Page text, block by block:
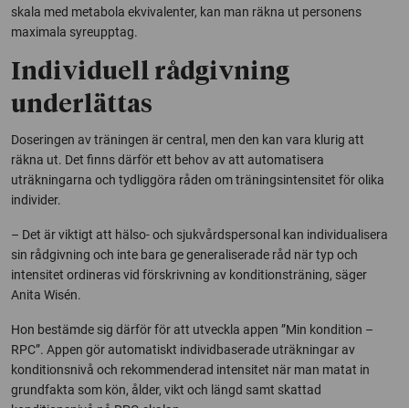
skala med metabola ekvivalenter, kan man räkna ut personens
maximala syreupptag.
Individuell rådgivning
underlättas
Doseringen av träningen är central, men den kan vara klurig att
räkna ut. Det finns därför ett behov av att automatisera
uträkningarna och tydliggöra råden om träningsintensitet för olika
individer.
– Det är viktigt att hälso- och sjukvårdspersonal kan individualisera
sin rådgivning och inte bara ge generaliserade råd när typ och
intensitet ordineras vid förskrivning av konditionsträning, säger
Anita Wisén.
Hon bestämde sig därför för att utveckla appen ”Min kondition –
RPC”. Appen gör automatiskt individbaserade uträkningar av
konditionsnivå och rekommenderad intensitet när man matat in
grundfakta som kön, ålder, vikt och längd samt skattad